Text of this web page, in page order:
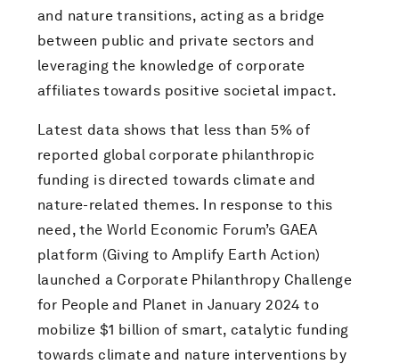
and nature transitions, acting as a bridge
between public and private sectors and
leveraging the knowledge of corporate
affiliates towards positive societal impact.
Latest data shows that less than 5% of
reported global corporate philanthropic
funding is directed towards climate and
nature-related themes. In response to this
need, the World Economic Forum’s GAEA
platform (Giving to Amplify Earth Action)
launched a Corporate Philanthropy Challenge
for People and Planet in January 2024 to
mobilize $1 billion of smart, catalytic funding
towards climate and nature interventions by